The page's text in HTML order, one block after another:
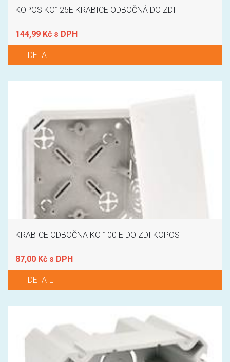
KOPOS KO125E KRABICE ODBOČNÁ DO ZDI
144,99 Kč s DPH
DETAIL
KRABICE ODBOČNA KO 100 E DO ZDI KOPOS
87,00 Kč s DPH
DETAIL